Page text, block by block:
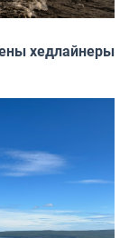
хедлайнеры